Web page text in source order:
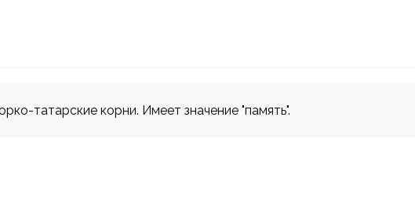
татарские корни. Имеет значение "память".